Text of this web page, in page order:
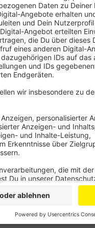
Mehr als drei Jahre nach
Parkhäuser fertig. Wie
Spiegelstraße seit
Damit haben jetzt die
neue Technik. Das heißt:
Kassenautomat oder
Schranken nicht mehr
Anzeige